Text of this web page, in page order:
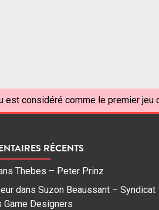
est considéré comme le premier jeu
RÉCENTS
Thebes – Peter Prinz
dans Suzon Beaussant – Syndicat
Game Designers